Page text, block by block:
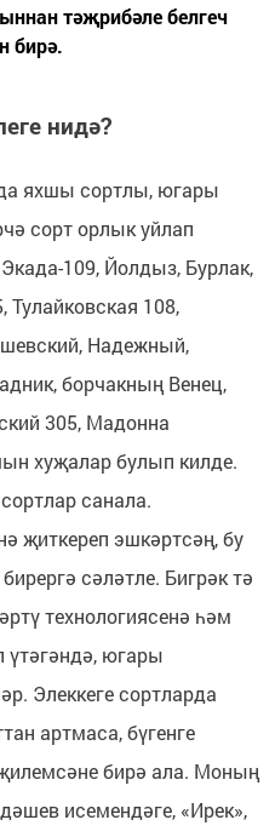
тәҗрибәле белгеч
бирә.
нидә?
яхшы сортлы, югары
сорт орлык уйлап
109, Йолдыз, Бурлак,
Тулайковская 108,
Надежный,
борчакның Венец,
305, Мадонна
хуҗалар булып килде.
санала.
җиткереп эшкәртсәң, бу
сәләтле. Бигрәк тә
технологиясенә һәм
үтәгәндә, югары
Элеккеге сортларда
артмаса, бүгенге
бирә ала. Моның
исемендәге, «Ирек»,